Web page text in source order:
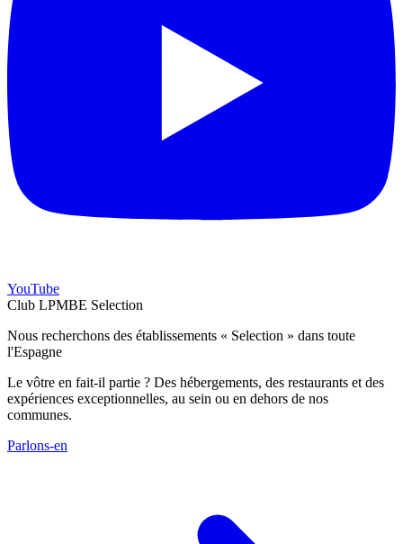
YouTube
Club LPMBE Selection
Nous recherchons des établissements « Selection » dans toute
l'Espagne
Le vôtre en fait-il partie ? Des hébergements, des restaurants et des
expériences exceptionnelles, au sein ou en dehors de nos
communes.
Parlons-en